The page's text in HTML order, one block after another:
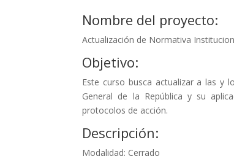
Nombre del proyecto:
Actualización de Normativa
Objetivo:
Este curso busca actualizar a las y
General de la República y su
protocolos de acción.
Descripción:
Modalidad: Cerrado